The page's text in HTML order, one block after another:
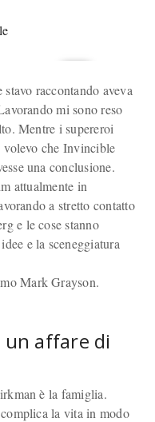
raccontando aveva
mi sono reso
Mentre i supereroi
volevo che Invincible
una conclusione.
attualmente in
a stretto contatto
e le cose stanno
e la sceneggiatura
Mark Grayson.
un affare di
è la famiglia.
la vita in modo